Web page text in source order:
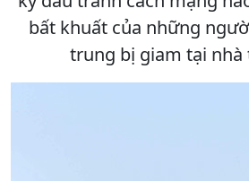
bất khuất của những
trung bị giam tại nhà